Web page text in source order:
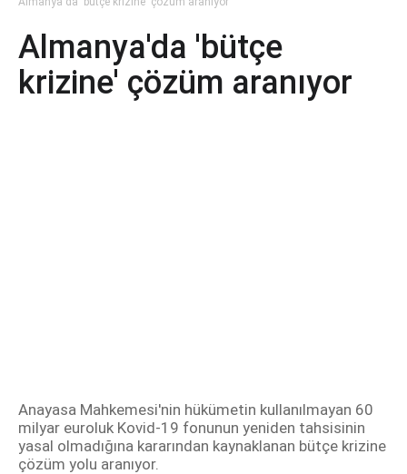
Almanya'da 'bütçe
krizine' çözüm aranıyor
Anayasa Mahkemesi'nin hükümetin kullanılmayan 60
milyar euroluk Kovid-19 fonunun yeniden tahsisinin
yasal olmadığına kararından kaynaklanan bütçe krizine
çözüm yolu aranıyor.